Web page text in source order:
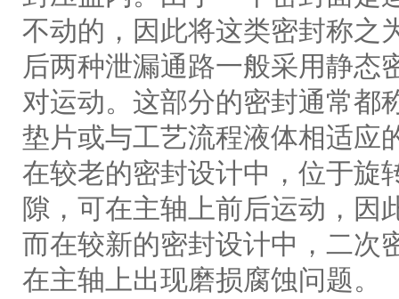
不动的，因此将这类密封称之
后两种泄漏通路一般采用静态
对运动。这部分的密封通常都
垫片或与工艺流程液体相适应
在较老的密封设计中，位于旋
隙，可在主轴上前后运动，因
而在较新的密封设计中，二次
在主轴上出现磨损腐蚀问题。